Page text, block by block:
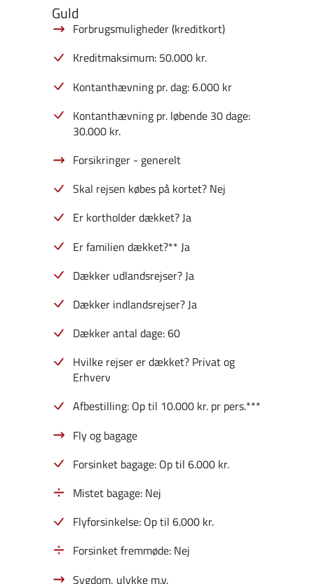
Guld
Forbrugsmuligheder (kreditkort)
Kreditmaksimum: 50.000 kr.
Kontanthævning pr. dag: 6.000 kr
Kontanthævning pr. løbende 30 dage:
30.000 kr.
Forsikringer - generelt
Skal rejsen købes på kortet? Nej
Er kortholder dækket? Ja
Er familien dækket?** Ja
Dækker udlandsrejser? Ja
Dækker indlandsrejser? Ja
Dækker antal dage: 60
Hvilke rejser er dækket? Privat og
Erhverv
Afbestilling: Op til 10.000 kr. pr pers.***
Fly og bagage
Forsinket bagage: Op til 6.000 kr.
Mistet bagage: Nej
Flyforsinkelse: Op til 6.000 kr.
Forsinket fremmøde: Nej
Sygdom, ulykke m.v.